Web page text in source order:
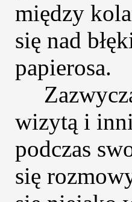
między
się nad
papierosa.
wizytą i
podczas
się